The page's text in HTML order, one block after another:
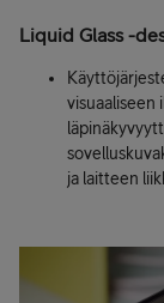
Liquid Glass -
visuaaliseen
ja laitteen